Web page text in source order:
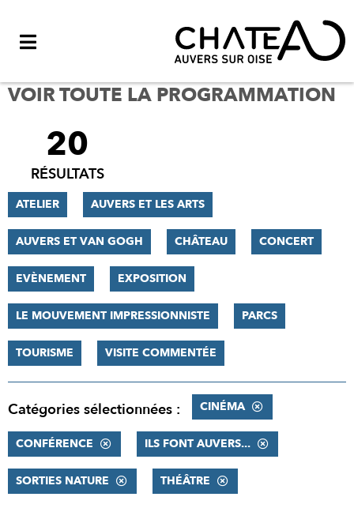
VOIR TOUTE LA PROGRAMMATION
FILTRER
RÉSULTATS
20
RÉSULTATS
ATELIER AUVERS ET LES ARTS
AUVERS ET VAN GOGH CHÂTEAU CONCERT
EVÈNEMENT EXPOSITION
LE MOUVEMENT IMPRESSIONNISTE PARCS
TOURISME VISITE COMMENTÉE
Catégories sélectionnées : CINÉMA
CONFÉRENCE ILS FONT AUVERS...
SORTIES NATURE THÉÂTRE